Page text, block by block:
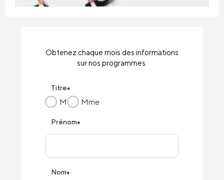
Obtenez chaque mois des informations
sur nos programmes.
Titre*
M
Mme
Prénom*
Nom*